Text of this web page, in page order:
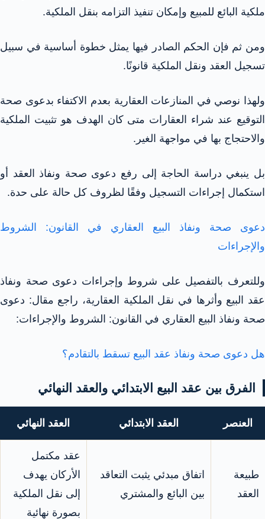
ملكية البائع للمبيع وإمكان تنفيذ التزامه بنقل الملكية.
ومن ثم فإن الحكم الصادر فيها يمثل خطوة أساسية في سبيل
تسجيل العقد ونقل الملكية قانونًا.
ولهذا نوصي في المنازعات العقارية بعدم الاكتفاء بدعوى صحة
التوقيع عند شراء العقارات متى كان الهدف هو تثبيت الملكية
والاحتجاج بها في مواجهة الغير.
بل ينبغي دراسة الحاجة إلى رفع دعوى صحة ونفاذ العقد أو
استكمال إجراءات التسجيل وفقًا لظروف كل حالة على حدة.
دعوى صحة ونفاذ البيع العقاري في القانون: الشروط
والإجراءات
وللتعرف بالتفصيل على شروط وإجراءات دعوى صحة ونفاذ
عقد البيع وأثرها في نقل الملكية العقارية، راجع مقال: دعوى
صحة ونفاذ البيع العقاري في القانون: الشروط والإجراءات:
هل دعوى صحة ونفاذ عقد البيع تسقط بالتقادم؟
الفرق بين عقد البيع الابتدائي والعقد النهائي
العنصر العقد الابتدائي العقد النهائي
طبيعة
العقد
اتفاق مبدئي يثبت التعاقد
بين البائع والمشتري
عقد مكتمل
الأركان يهدف
إلى نقل الملكية
بصورة نهائية